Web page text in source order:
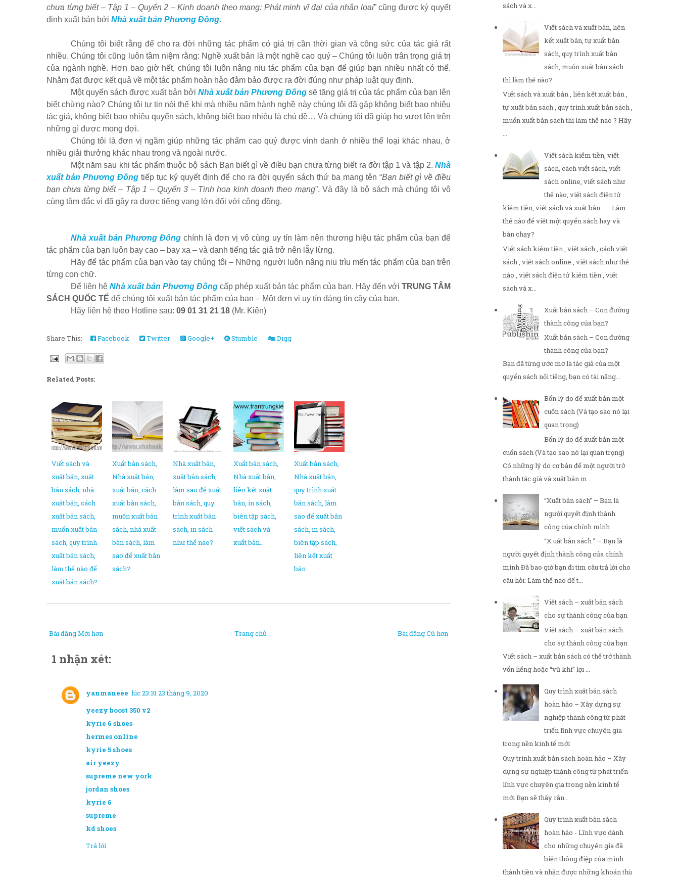
chưa từng biết – Tập 1 – Quyển 2 – Kinh doanh theo mạng: Phát minh vĩ đại của nhân loại” cũng được ký quyết
định xuất bản bởi Nhà xuất bản Phương Đông.
Chúng tôi biết rằng để cho ra đời những tác phẩm có giá trị cần thời gian và công sức của tác giả rất
nhiều. Chúng tôi cũng luôn tâm niệm rằng: Nghề xuất bản là một nghề cao quý – Chúng tôi luôn trân trọng giá trị
của ngành nghề. Hơn bao giờ hết, chúng tôi luôn nâng niu tác phẩm của bạn để giúp bạn nhiều nhất có thể.
Nhằm đạt được kết quả về một tác phẩm hoàn hảo đảm bảo được ra đời đúng như pháp luật quy định.
Một quyển sách được xuất bản bởiNhà xuất bản Phương Đôngsẽ tăng giá trị của tác phẩm của bạn lên
biết chừng nào? Chúng tôi tự tin nói thế khi mà nhiều năm hành nghề này chúng tôi đã gặp không biết bao nhiêu
tác giả, không biết bao nhiêu quyển sách, không biết bao nhiêu là chủ đề… Và chúng tôi đã giúp họ vượt lên trên
những gì được mong đợi.
Chúng tôi là đơn vị ngầm giúp những tác phẩm cao quý được vinh danh ở nhiều thể loại khác nhau, ở
nhiều giải thưởng khác nhau trong và ngoài nước.
Một năm sau khi tác phẩm thuộc bộ sách Bạn biết gì về điều bạn chưa từng biết ra đời tập 1 và tập 2. Nhà
xuất bản Phương Đông tiếp tục ký quyết định để cho ra đời quyển sách thứ ba mang tên “Bạn biết gì về điều
bạn chưa từng biết – Tập 1 – Quyển 3 – Tinh hoa kinh doanh theo mạng”. Và đây là bộ sách mà chúng tôi vô
cùng tâm đắc vì đã gây ra được tiếng vang lớn đối với cộng đồng.
Nhà xuất bản Phương Đông chính là đơn vị vô cùng uy tín làm nên thương hiệu tác phẩm của bạn để
tác phẩm của bạn luôn bay cao – bay xa – và danh tiếng tác giả trở nên lẫy lừng.
Hãy để tác phẩm của bạn vào tay chúng tôi – Những người luôn nâng niu trìu mến tác phẩm của bạn trên
từng con chữ.
Để liên hệ Nhà xuất bản Phương Đông cấp phép xuất bản tác phẩm của bạn. Hãy đến với TRUNG TÂM
SÁCH QUỐC TẾ để chúng tôi xuất bản tác phẩm của bạn – Một đơn vị uy tín đáng tin cậy của bạn.
Hãy liên hệ theo Hotline sau: 09 01 31 21 18 (Mr. Kiên)
Share This: Facebook Twitter Google+ Stumble Digg
Related Posts:
Viết sách và
xuất bản, xuất
bản sách, nhà
xuất bản, cách
xuất bản sách,
muốn xuất bản
sách, quy trình
xuất bản sách,
làm thế nào để
xuất bản sách?
Xuất bản sách,
Nhà xuất bản,
xuất bản, cách
xuất bản sách,
muốn xuất bản
sách, nhà xuất
bản sách, làm
sao để xuất bản
sách?
Nhà xuất bản,
xuất bản sách,
làm sao để xuất
bản sách, quy
trình xuất bản
sách, in sách
như thế nào?
Xuất bản sách,
Nhà xuất bản,
liên kết xuất
bản, in sách,
biên tập sách,
viết sách và
xuất bản…
Xuất bản sách,
Nhà xuất bản,
quy trình xuất
bản sách, làm
sao để xuất bản
sách, in sách,
biên tập sách,
liên kết xuất
bản
Bài đăng Mới hơn Bài đăng Cũ hơn
Trang chủ
1 nhận xét:
yanmaneee lúc 23:31 23 tháng 9, 2020
yeezy boost 350 v2
kyrie 6 shoes
hermes online
kyrie 5 shoes
air yeezy
supreme new york
jordan shoes
kyrie 6
supreme
kd shoes
Trả lời
sách và x...
Viết sách và xuất bản, liên
kết xuất bản, tự xuất bản
sách, quy trình xuất bản
sách, muốn xuất bản sách
thì làm thế nào?
Viết sách và xuất bản , liên kết xuất bản ,
tự xuất bản sách , quy trình xuất bản sách ,
muốn xuất bản sách thì làm thế nào ? Hãy
...
Viết sách kiếm tiền, viết
sách, cách viết sách, viết
sách online, viết sách như
thế nào, viết sách điện tử
kiếm tiền, viết sách và xuất bản… – Làm
thế nào để viết một quyển sách hay và
bán chạy?
Viết sách kiếm tiền , viết sách , cách viết
sách , viết sách online , viết sách như thế
nào , viết sách điện tử kiếm tiền , viết
sách và x...
Xuất bản sách – Con đường
thành công của bạn?
Xuất bản sách – Con đường
thành công của bạn?
Bạn đã từng ước mơ là tác giả của một
quyển sách nổi tiếng, bạn có tài năng...
Bốn lý do để xuất bản một
cuốn sách (Và tạo sao nó lại
quan trọng)
Bốn lý do để xuất bản một
cuốn sách (Và tạo sao nó lại quan trọng)
Có những lý do cơ bản để một người trở
thành tác giả và xuất bản m...
“Xuất bản sách” – Bạn là
người quyết định thành
công của chính mình
“X uất bản sách ” – Bạn là
người quyết định thành công của chính
mình Đã bao giờ bạn đi tìm câu trả lời cho
câu hỏi: Làm thế nào để t...
Viết sách – xuất bản sách
cho sự thành công của bạn
Viết sách – xuất bản sách
cho sự thành công của bạn
Viết sách – xuất bản sách có thể trở thành
vốn liếng hoặc “vũ khí” lợi ...
Quy trình xuất bản sách
hoàn hảo – Xây dựng sự
nghiệp thành công từ phát
triển lĩnh vực chuyên gia
trong nền kinh tế mới
Quy trình xuất bản sách hoàn hảo – Xây
dựng sự nghiệp thành công từ phát triển
lĩnh vực chuyên gia trong nền kinh tế
mới Bạn sẽ thấy rằn...
Quy trình xuất bản sách
hoàn hảo - Lĩnh vực dành
cho những chuyên gia đã
biến thông điệp của mình
thành tiền và nhận được những khoản thù